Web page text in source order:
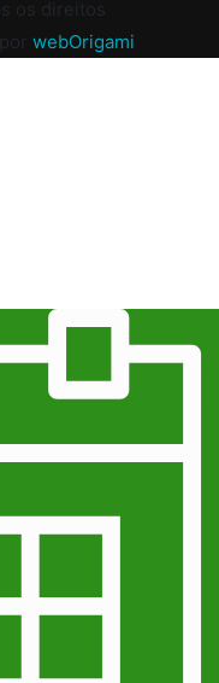
os direitos
webOrigami